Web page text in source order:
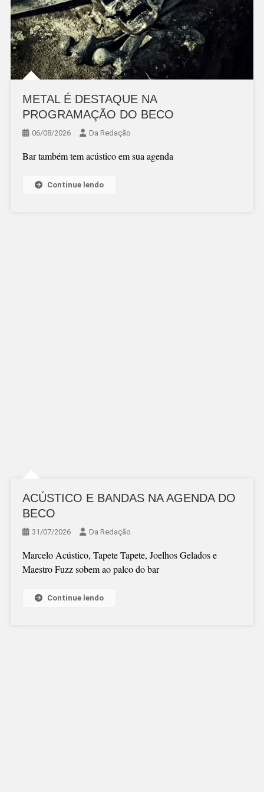
METAL É DESTAQUE NA
PROGRAMAÇÃO DO BECO
06/08/2026 Da Redação
Bar também tem acústico em sua agenda
Continue lendo
ACÚSTICO E BANDAS NA AGENDA DO
BECO
31/07/2026 Da Redação
Marcelo Acústico, Tapete Tapete, Joelhos Gelados e
Maestro Fuzz sobem ao palco do bar
Continue lendo